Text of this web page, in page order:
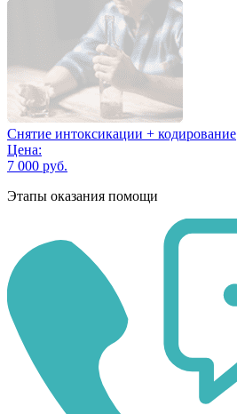
Снятие интоксикации + кодирование
Цена:
7 000 руб.
Этапы оказания помощи